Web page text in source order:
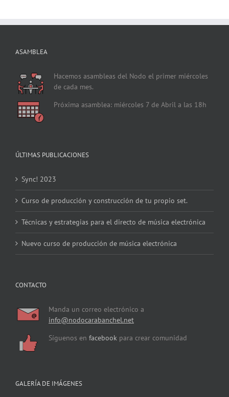
de cada mes.
Curso de producción y construcción de tu propio set.
Técnicas y estrategias para el directo de música electrónica
Nuevo curso de producción de música electrónica
info@nodocarabanchel.net
Síguenos en